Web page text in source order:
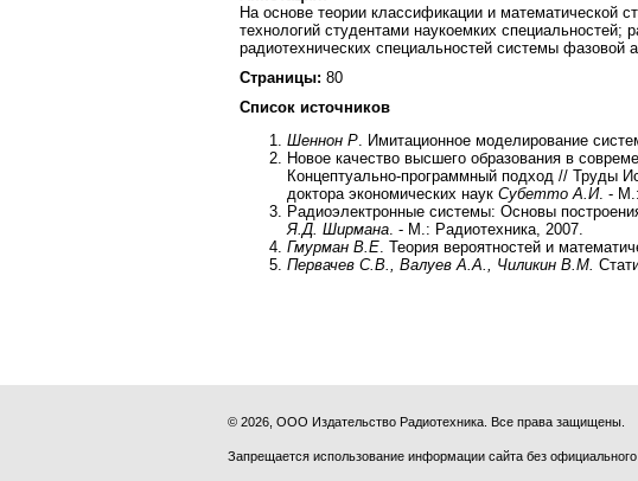
На основе теории классификации и математической
технологий студентами наукоемких
радиотехнических специальностей системы фазовой
Страницы: 80
Список источников
Шеннон Р. Имитационное моделирование
Новое качество высшего образования в
Концептуально-программный подход // Труды
доктора экономических наук Субетто А.И. - М.:
Радиоэлектронные системы: Основы
Я.Д. Ширмана. - М.: Радиотехника, 2007.
Гмурман В.Е. Теория вероятностей и
Первачев С.В., Валуев А.А., Чиликин В.М.
© 2026, ООО Издательство Радиотехника. Все права защищены.
Запрещается использование информации сайта без